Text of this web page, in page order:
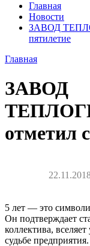
Главная
Новости
ЗАВОД
пятилетие
Главная
ЗАВОД
отметил
5 лет — это
Он подтверждает
коллектива,
судьбе предприятия.